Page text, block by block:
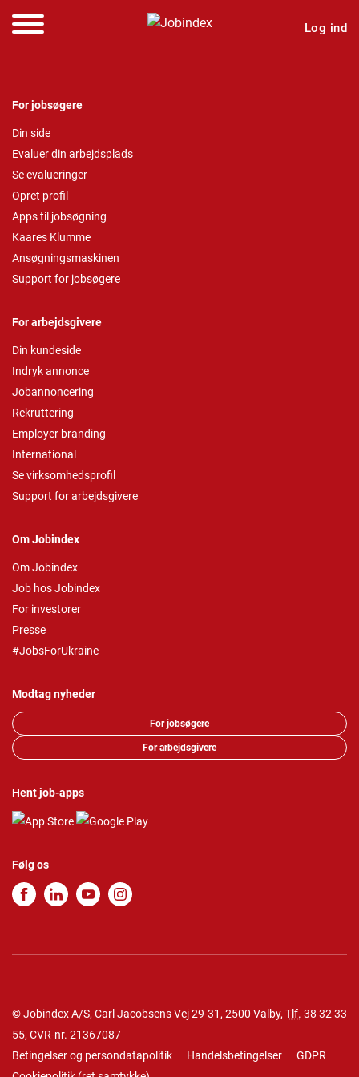
Log ind
For jobsøgere
Din side
Evaluer din arbejdsplads
Se evalueringer
Opret profil
Apps til jobsøgning
Kaares Klumme
Ansøgningsmaskinen
Support for jobsøgere
For arbejdsgivere
Din kundeside
Indryk annonce
Jobannoncering
Rekruttering
Employer branding
International
Se virksomhedsprofil
Support for arbejdsgivere
Om Jobindex
Om Jobindex
Job hos Jobindex
For investorer
Presse
#JobsForUkraine
Modtag nyheder
For jobsøgere
For arbejdsgivere
Hent job-apps
Følg os
© Jobindex A/S, Carl Jacobsens Vej 29-31, 2500 Valby, Tlf. 38 32 33
55, CVR-nr. 21367087
Betingelser og persondatapolitik
Handelsbetingelser
GDPR